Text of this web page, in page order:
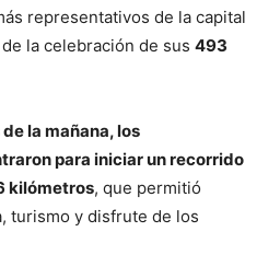
representativos de la capital
la celebración de sus 493
la mañana, los
para iniciar un recorrido
kilómetros, que permitió
turismo y disfrute de los